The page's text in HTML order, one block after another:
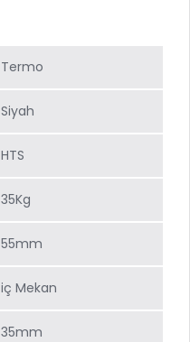
Termo
Siyah
HTS
35Kg
55mm
iç Mekan
35mm